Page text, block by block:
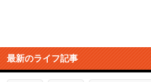
最新のライフ記事